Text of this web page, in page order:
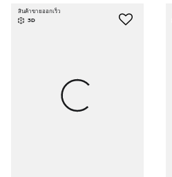
สินค้าขายออกเร็ว
3D